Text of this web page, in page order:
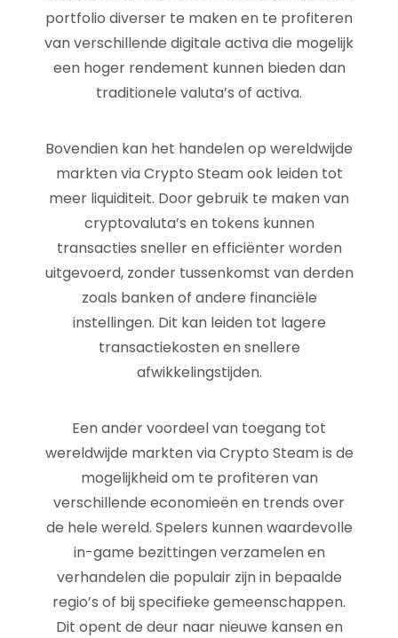
portfolio diverser te maken en te profiteren
van verschillende digitale activa die mogelijk
een hoger rendement kunnen bieden dan
traditionele valuta’s of activa.
Bovendien kan het handelen op wereldwijde
markten via Crypto Steam ook leiden tot
meer liquiditeit. Door gebruik te maken van
cryptovaluta’s en tokens kunnen
transacties sneller en efficiënter worden
uitgevoerd, zonder tussenkomst van derden
zoals banken of andere financiële
instellingen. Dit kan leiden tot lagere
transactiekosten en snellere
afwikkelingstijden.
Een ander voordeel van toegang tot
wereldwijde markten via Crypto Steam is de
mogelijkheid om te profiteren van
verschillende economieën en trends over
de hele wereld. Spelers kunnen waardevolle
in-game bezittingen verzamelen en
verhandelen die populair zijn in bepaalde
regio’s of bij specifieke gemeenschappen.
Dit opent de deur naar nieuwe kansen en